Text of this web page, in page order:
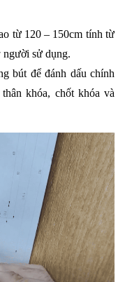
từ 120 – 150cm tính từ
người sử dụng.
bút để đánh dấu chính
khóa, chốt khóa và